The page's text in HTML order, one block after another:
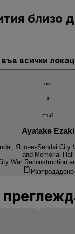
близо
всички
окт
3
съб
Ayatake Ezaki
ЯпонияSendai City
and Memorial Hall
War Reconstruction
Разпродадено